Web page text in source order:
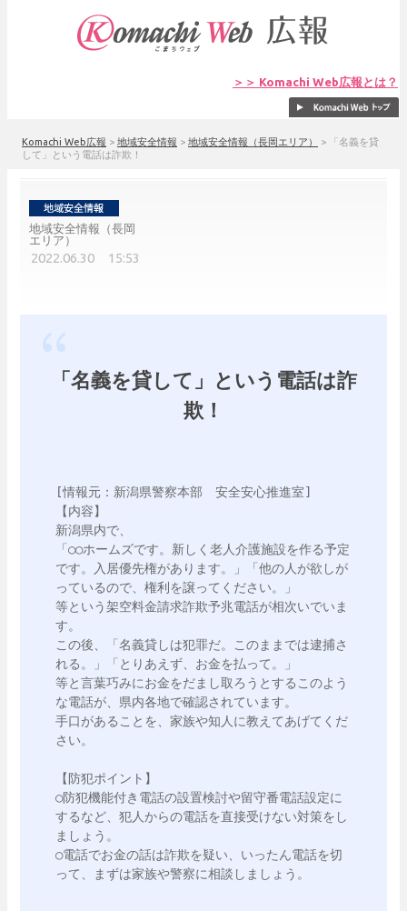
＞＞ Komachi Web広報とは？
Komachi Web広報 > 地域安全情報 > 地域安全情報（長岡エリア） >
「名義を貸
して」という電話は詐欺！
地域安全情報（長岡
エリア）
2022.06.30 15:53
「名義を貸して」という電話は詐
欺！
[情報元：新潟県警察本部　安全安心推進室]
【内容】
新潟県内で、
「○○ホームズです。新しく老人介護施設を作る予定
です。入居優先権があります。」「他の人が欲しが
っているので、権利を譲ってください。」
等という架空料金請求詐欺予兆電話が相次いでいま
す。
この後、「名義貸しは犯罪だ。このままでは逮捕さ
れる。」「とりあえず、お金を払って。」
等と言葉巧みにお金をだまし取ろうとするこのよう
な電話が、県内各地で確認されています。
手口があることを、家族や知人に教えてあげてくだ
さい。
【防犯ポイント】
○防犯機能付き電話の設置検討や留守番電話設定に
するなど、犯人からの電話を直接受けない対策をし
ましょう。
○電話でお金の話は詐欺を疑い、いったん電話を切
って、まずは家族や警察に相談しましょう。